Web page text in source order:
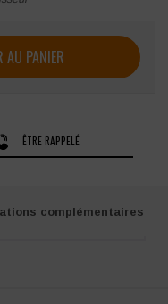
Julius
AU PANIER
ÊTRE RAPPELÉ
complémentaires